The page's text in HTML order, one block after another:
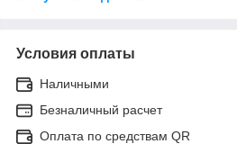
Условия оплаты
Наличными
Безналичный расчет
Оплата по средствам QR